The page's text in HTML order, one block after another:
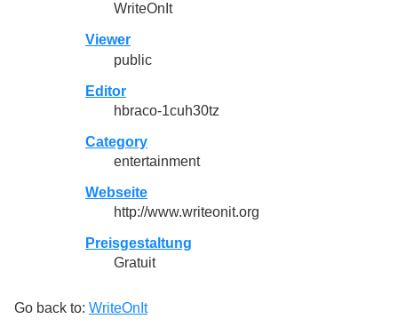
WriteOnIt
Viewer
public
Editor
hbraco-1cuh30tz
Category
entertainment
Webseite
http://www.writeonit.org
Preisgestaltung
Gratuit
Go back to: WriteOnIt